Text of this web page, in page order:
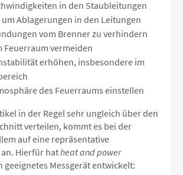
in den Staubleitungen
Ablagerungen in den Leitungen
vom Brenner zu verhindern
Feuerraum vermeiden
erhöhen, insbesondere im
des Feuerraums einstellen
in der Regel sehr ungleich über den
verteilen, kommt es bei der
auf eine repräsentative
Hierfür hatheat and power
geeignetes Messgerät entwickelt: